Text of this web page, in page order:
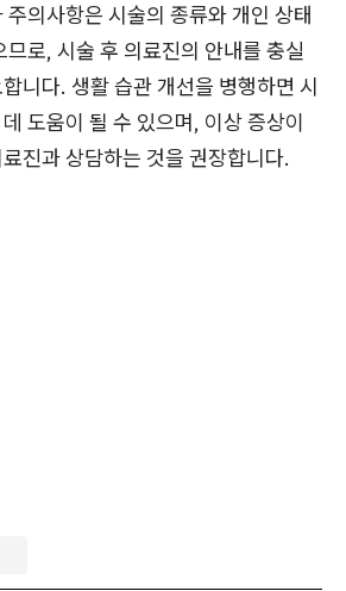
의사항은 시술의 종류와 개인 상태
므로, 시술 후 의료진의 안내를 충실
니다. 생활 습관 개선을 병행하면 시
도움이 될 수 있으며, 이상 증상이
진과 상담하는 것을 권장합니다.